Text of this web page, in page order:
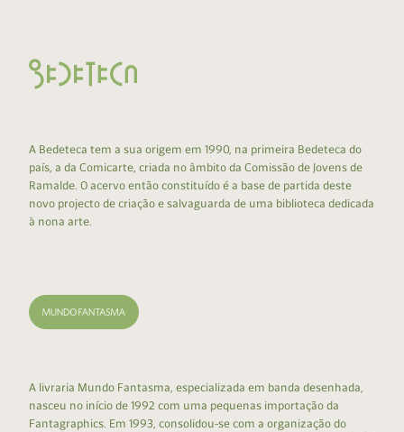
A Bedeteca tem a sua origem em 1990, na primeira Bedeteca do
país, a da Comicarte, criada no âmbito da Comissão de Jovens de
Ramalde. O acervo então constituído é a base de partida deste
novo projecto de criação e salvaguarda de uma biblioteca dedicada
à nona arte.
A livraria Mundo Fantasma, especializada em banda desenhada,
nasceu no início de 1992 com uma pequenas importação da
Fantagraphics. Em 1993, consolidou-se com a organização do